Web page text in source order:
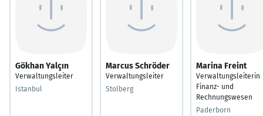
Gökhan Yalçın
Verwaltungsleiter
Istanbul
Marcus Schröder
Verwaltungsleiter
Stolberg
Marina Freint
Verwaltungsleiterin
Finanz- und
Rechnungswesen
Paderborn